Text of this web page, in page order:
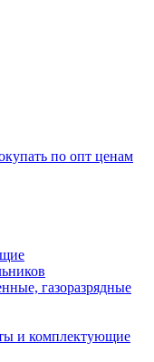
по опт ценам
газоразрядные
и комплектующие